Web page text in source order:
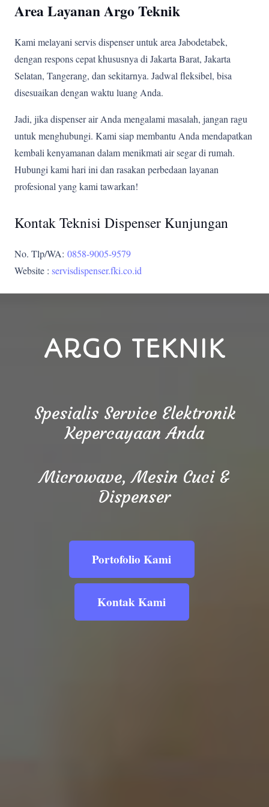
Area Layanan Argo Teknik
Kami melayani servis dispenser untuk area Jabodetabek,
dengan respons cepat khususnya di Jakarta Barat, Jakarta
Selatan, Tangerang, dan sekitarnya. Jadwal fleksibel, bisa
disesuaikan dengan waktu luang Anda.
Jadi, jika dispenser air Anda mengalami masalah, jangan ragu
untuk menghubungi. Kami siap membantu Anda mendapatkan
kembali kenyamanan dalam menikmati air segar di rumah.
Hubungi kami hari ini dan rasakan perbedaan layanan
profesional yang kami tawarkan!
Kontak Teknisi Dispenser Kunjungan
No. Tlp/WA: 0858-9005-9579
Website : servisdispenser.fki.co.id
ARGO TEKNIK
Spesialis Service Elektronik
Kepercayaan Anda
Microwave, Mesin Cuci &
Dispenser
Portofolio Kami
Kontak Kami